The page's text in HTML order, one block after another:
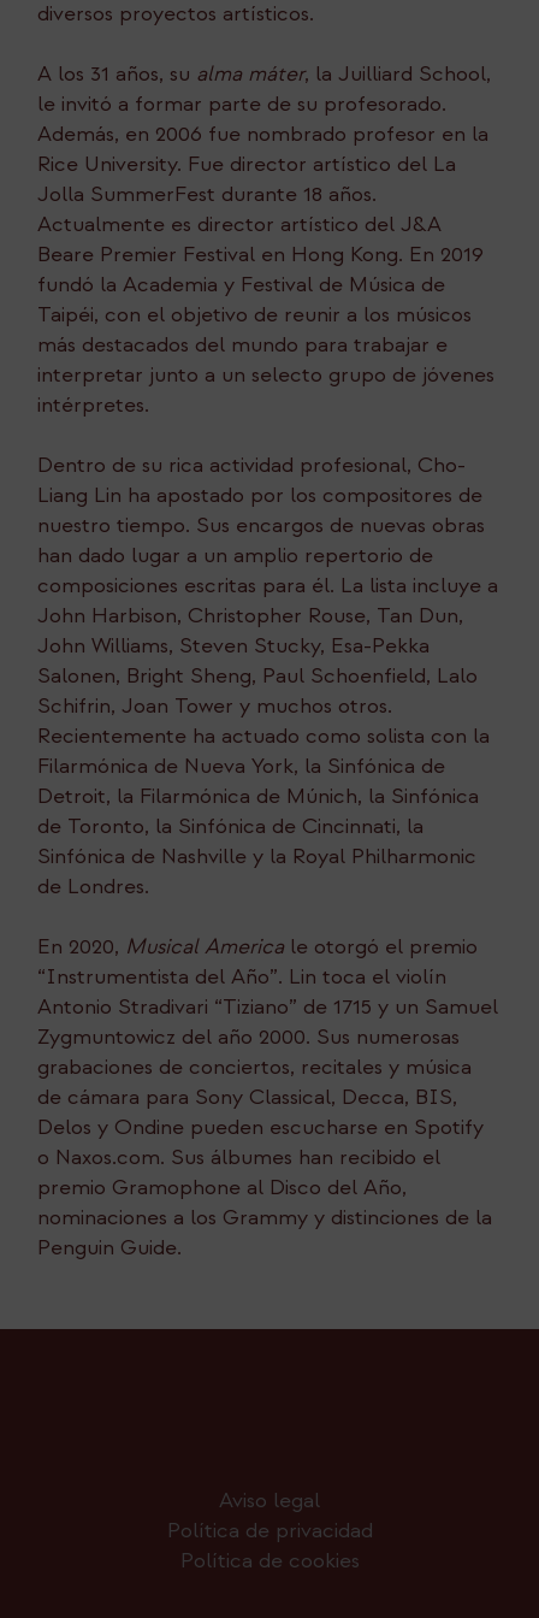
diversos proyectos artísticos.
A los 31 años, su alma máter, la Juilliard School,
le invitó a formar parte de su profesorado.
Además, en 2006 fue nombrado profesor en la
Rice University. Fue director artístico del La
Jolla SummerFest durante 18 años.
Actualmente es director artístico del J&A
Beare Premier Festival en Hong Kong. En 2019
fundó la Academia y Festival de Música de
Taipéi, con el objetivo de reunir a los músicos
más destacados del mundo para trabajar e
interpretar junto a un selecto grupo de jóvenes
intérpretes.
Dentro de su rica actividad profesional, Cho-
Liang Lin ha apostado por los compositores de
nuestro tiempo. Sus encargos de nuevas obras
han dado lugar a un amplio repertorio de
composiciones escritas para él. La lista incluye a
John Harbison, Christopher Rouse, Tan Dun,
John Williams, Steven Stucky, Esa-Pekka
Salonen, Bright Sheng, Paul Schoenfield, Lalo
Schifrin, Joan Tower y muchos otros.
Recientemente ha actuado como solista con la
Filarmónica de Nueva York, la Sinfónica de
Detroit, la Filarmónica de Múnich, la Sinfónica
de Toronto, la Sinfónica de Cincinnati, la
Sinfónica de Nashville y la Royal Philharmonic
de Londres.
En 2020, Musical America le otorgó el premio
“Instrumentista del Año”. Lin toca el violín
Antonio Stradivari “Tiziano” de 1715 y un Samuel
Zygmuntowicz del año 2000. Sus numerosas
grabaciones de conciertos, recitales y música
de cámara para Sony Classical, Decca, BIS,
Delos y Ondine pueden escucharse en Spotify
o Naxos.com. Sus álbumes han recibido el
premio Gramophone al Disco del Año,
nominaciones a los Grammy y distinciones de la
Penguin Guide.
Aviso legal
Política de privacidad
Política de cookies